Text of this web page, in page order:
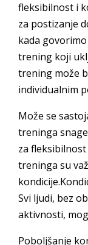
fleksibilnost i
za postizanje
kada
trening koji
trening može
individualnim
Može se
treninga
za
treninga su
Svi ljudi, bez
aktivnosti,
Poboljšanje